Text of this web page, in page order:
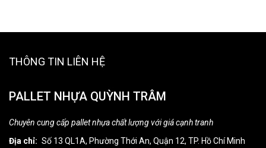
THÔNG TIN LIÊN HỆ
PALLET NHỰA QUỲNH TRÂM
Chuyên cung cấp pallet nhựa chất lượng với giá cạnh tranh
Địa chỉ: Số 13 QL1A, Phường Thới An, Quận 12, TP. Hồ Chí Minh